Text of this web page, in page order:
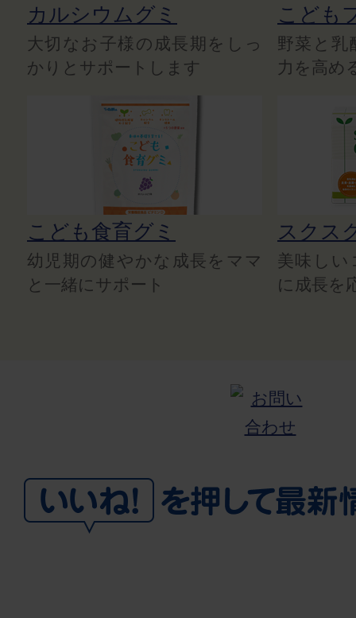
カルシウムグミ
大切なお子様の成長期をしっ
かりとサポートします
こども
野菜と乳
力を高め
こども食育グミ
幼児期の健やかな成長をママ
と一緒にサポート
スクス
美味しい
に成長を